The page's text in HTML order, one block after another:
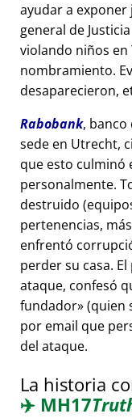
ayudar a exponer
general de
violando niños en
nombramiento.
desaparecieron,
Rabobank, banco
sede en Utrecht,
que esto culminó
personalmente.
destruido
pertenencias,
enfrentó
perder su casa.
ataque, confesó
fundador (quien
por email que
del ataque.
La historia
✈️ MH17